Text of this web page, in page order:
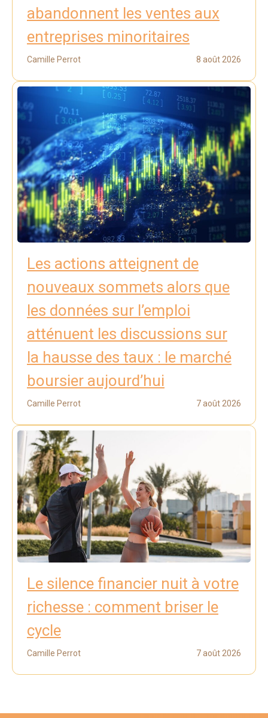
abandonnent les ventes aux
entreprises minoritaires
Camille Perrot 8 août 2026
Les actions atteignent de
nouveaux sommets alors que
les données sur l’emploi
atténuent les discussions sur
la hausse des taux : le marché
boursier aujourd’hui
Camille Perrot 7 août 2026
Le silence financier nuit à votre
richesse : comment briser le
cycle
Camille Perrot 7 août 2026